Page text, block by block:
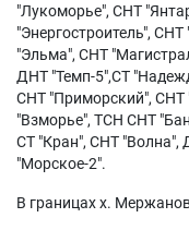
"Лукоморье", СНТ
"Энергостроитель",
"Эльма", СНТ
ДНТ "Темп-5",СТ
СНТ "Приморский", СНТ
"Взморье", ТСН СНТ
СТ "Кран", СНТ
"Морское-2".
В границах х.